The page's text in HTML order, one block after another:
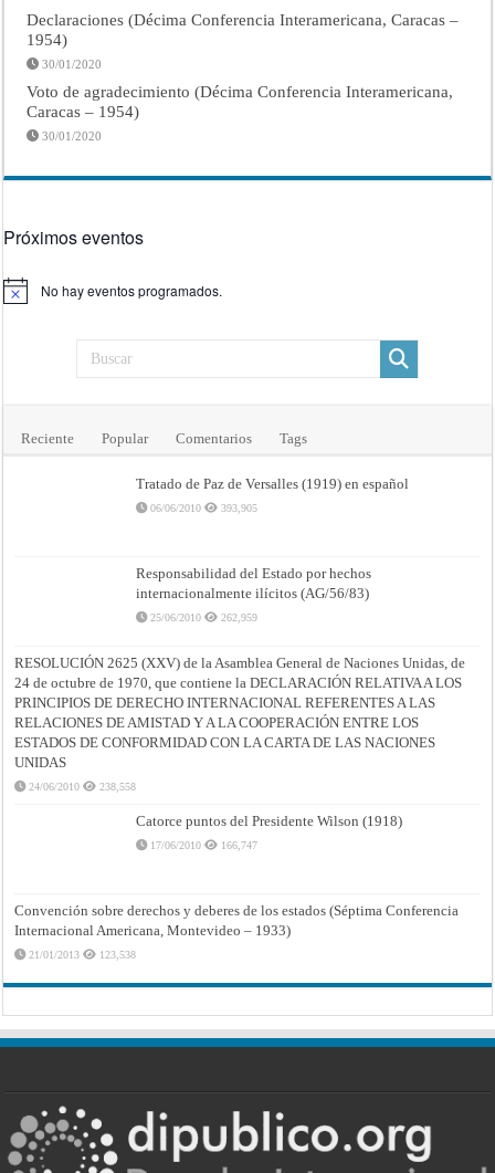
Declaraciones (Décima Conferencia Interamericana, Caracas –
1954)
30/01/2020
Voto de agradecimiento (Décima Conferencia Interamericana,
Caracas – 1954)
30/01/2020
Próximos eventos
Aviso No hay eventos programados.
Reciente Popular Comentarios Tags
Tratado de Paz de Versalles (1919) en español
06/06/2010 393,905
Responsabilidad del Estado por hechos
internacionalmente ilícitos (AG/56/83)
25/06/2010 262,959
RESOLUCIÓN 2625 (XXV) de la Asamblea General de Naciones Unidas, de
24 de octubre de 1970, que contiene la DECLARACIÓN RELATIVA A LOS
PRINCIPIOS DE DERECHO INTERNACIONAL REFERENTES A LAS
RELACIONES DE AMISTAD Y A LA COOPERACIÓN ENTRE LOS
ESTADOS DE CONFORMIDAD CON LA CARTA DE LAS NACIONES
UNIDAS
24/06/2010 238,558
Catorce puntos del Presidente Wilson (1918)
17/06/2010 166,747
Convención sobre derechos y deberes de los estados (Séptima Conferencia
Internacional Americana, Montevideo – 1933)
21/01/2013 123,538